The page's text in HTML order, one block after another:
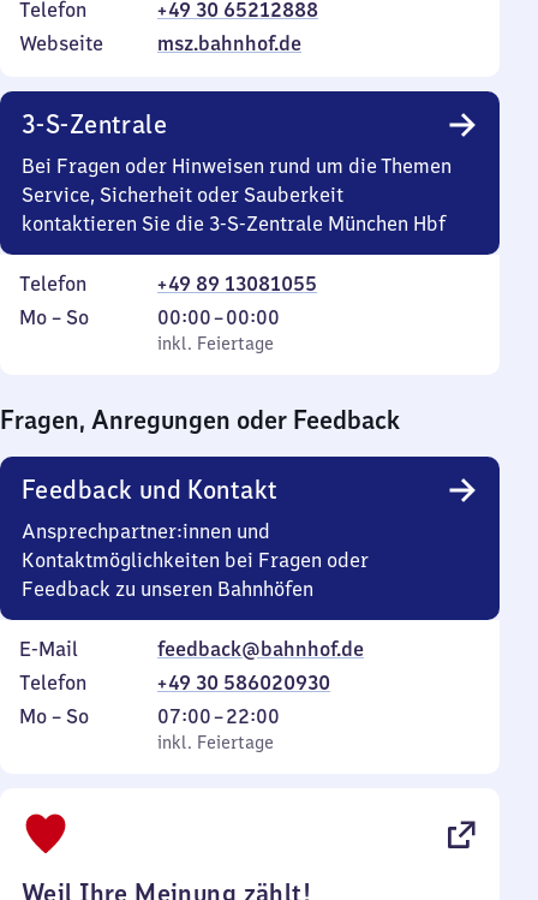
Telefon
+49 30 65212888
Webseite
msz.bahnhof.de
3-S-Zentrale
Bei Fragen oder Hinweisen rund um die Themen
Service, Sicherheit oder Sauberkeit
kontaktieren Sie die 3-S-Zentrale München Hbf
Telefon
+49 89 13081055
Montag
Mo – So,
inkl. Feiertage
00:00–00:00
Von
0
0
Uhr
inkl. Feiertage
Fragen, Anregungen oder Feedback
Feedback und Kontakt
Ansprechpartner:innen und
Kontaktmöglichkeiten bei Fragen oder
Feedback zu unseren Bahnhöfen
E-Mail
feedback@bahnhof.de
Telefon
+49 30 586020930
Montag
Mo – So,
inkl. Feiertage
07:00–22:00
Von
7
inkl. Feiertage
Weil Ihre Meinung zählt!